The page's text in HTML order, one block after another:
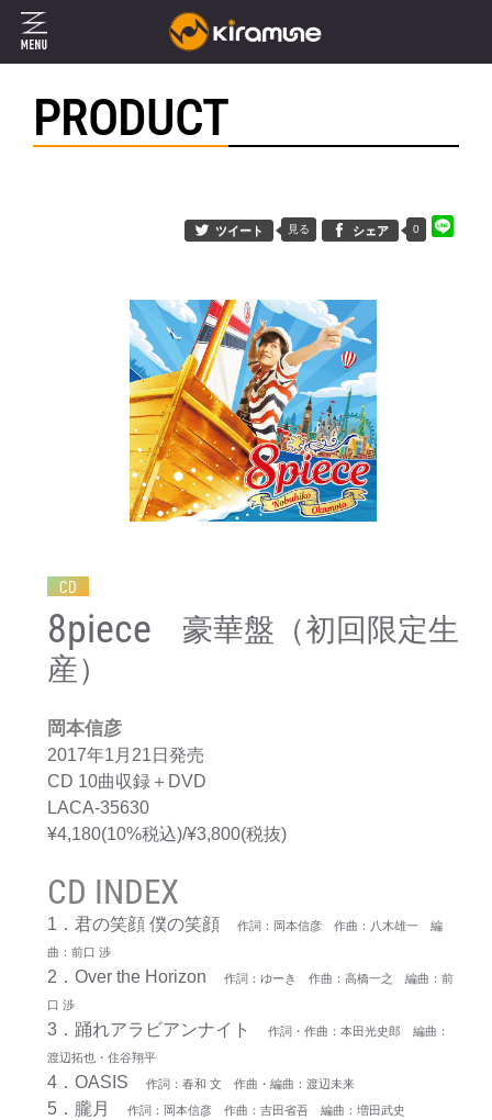
PRODUCT
シェア 0
ツイート 見る
CD
8piece 豪華盤（初回限定生
産）
岡本信彦
2017年1月21日発売
CD 10曲収録＋DVD
LACA-35630
¥4,180(10%税込)/¥3,800(税抜)
CD INDEX
1．君の笑顔 僕の笑顔作詞：岡本信彦 作曲：八木雄一 編
曲：前口 渉
2．Over the Horizon作詞：ゆーき 作曲：高橋一之 編曲：前
口 渉
3．踊れアラビアンナイト作詞・作曲：本田光史郎 編曲：
渡辺拓也・住谷翔平
4．OASIS作詞：春和 文 作曲・編曲：渡辺未来
5．朧月作詞：岡本信彦 作曲：吉田省吾 編曲：増田武史